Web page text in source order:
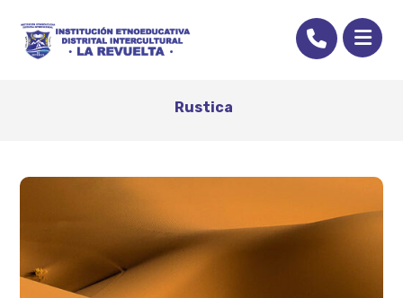
Rustica